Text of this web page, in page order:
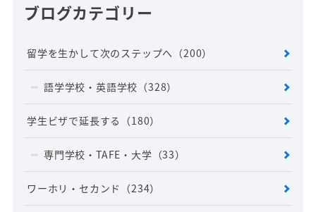
ブログカテゴリー
留学を生かして次のステップへ （200）
語学学校・英語学校 （328）
学生ビザで延長する （180）
専門学校・TAFE・大学 （33）
ワーホリ・セカンド （234）